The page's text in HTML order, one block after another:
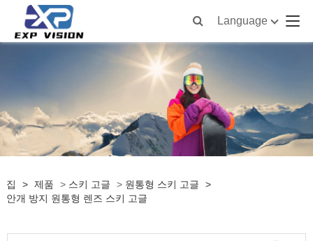
Language
집 > 제품 > 스키 고글 > 원통형 스키 고글
>
안개 방지 원통형 렌즈 스키 고글